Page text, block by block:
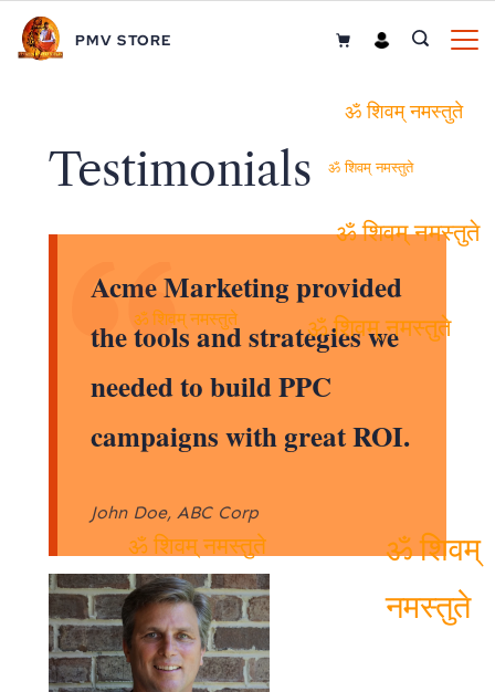
Skip
PMV STORE
Testimonials
Acme Marketing provided
the tools and strategies we
needed to build PPC
campaigns with great ROI.
John Doe, ABC Corp
ॐ शिवम्
ॐ शिवम् नमस्तुते
ॐ शिवम् नमस्तुते
ॐ शिवम् नमस्तुते